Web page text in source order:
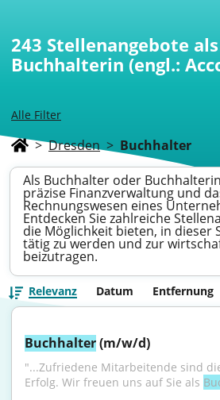
Alle Filter
243 Stellenangebote
Buchhalterin (engl.:
> Dresden > Buchhalter
Als Buchhalter oder
präzise Finanzverwaltung und
Rechnungswesen eines
Entdecken Sie zahlreiche
die Möglichkeit bieten, in dieser
tätig zu werden und zur
beizutragen.
Relevanz Datum Entfernung
Buchhalter (m/w/d)
"...Zufriedene Mitarbeitende sind
Erfolg. Wir freuen uns auf Sie als